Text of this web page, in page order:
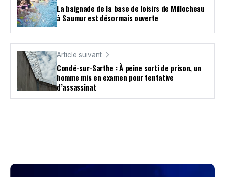
La baignade de la base de loisirs de Millocheau
à Saumur est désormais ouverte
Article suivant
Condé-sur-Sarthe : À peine sorti de prison, un
homme mis en examen pour tentative
d’assassinat